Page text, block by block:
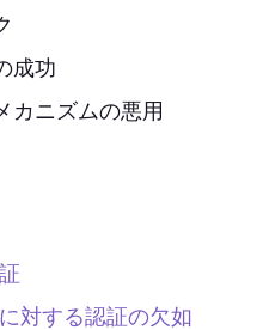
成功
カニズムの悪用
対する認証の欠如